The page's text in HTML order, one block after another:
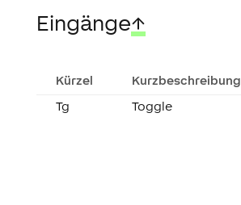
Eingänge↑
Kürzel Kurzbeschreibung
Tg
Toggle